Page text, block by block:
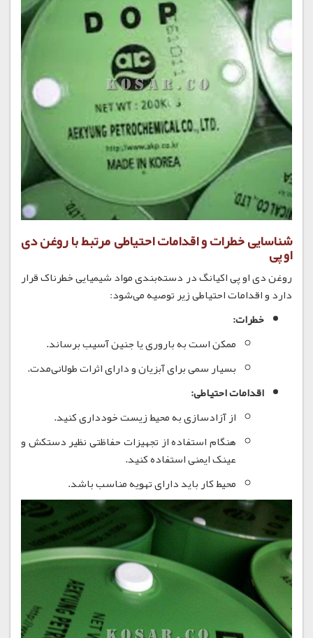
شناسایی خطرات و اقدامات احتیاطی مرتبط با روغن دی
او پی
روغن دی او پی اکیانگ در دسته‌بندی مواد شیمیایی خطرناک قرار
دارد و اقدامات احتیاطی زیر توصیه می‌شود:
خطرات:
ممکن است به باروری یا جنین آسیب برساند.
بسیار سمی برای آبزیان و دارای اثرات طولانی‌مدت.
اقدامات احتیاطی:
از آزادسازی به محیط زیست خودداری کنید.
هنگام استفاده از تجهیزات حفاظتی نظیر دستکش و
عینک ایمنی استفاده کنید.
محیط کار باید دارای تهویه مناسب باشد.